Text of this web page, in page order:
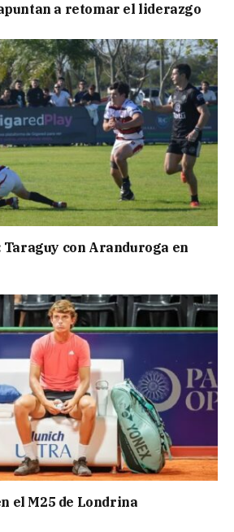
a retomar el liderazgo
Taraguy con Aranduroga en
el M25 de Londrina